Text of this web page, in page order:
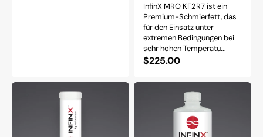
InfinX MRO KF2R7 ist ein
Premium-Schmierfett, das
für den Einsatz unter
extremen Bedingungen bei
sehr hohen Temperatu...
Normaler
$225.00
INFINX
INFINX